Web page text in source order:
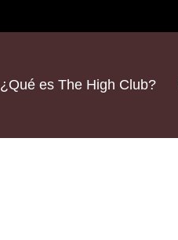
¿Qué es The High Club?